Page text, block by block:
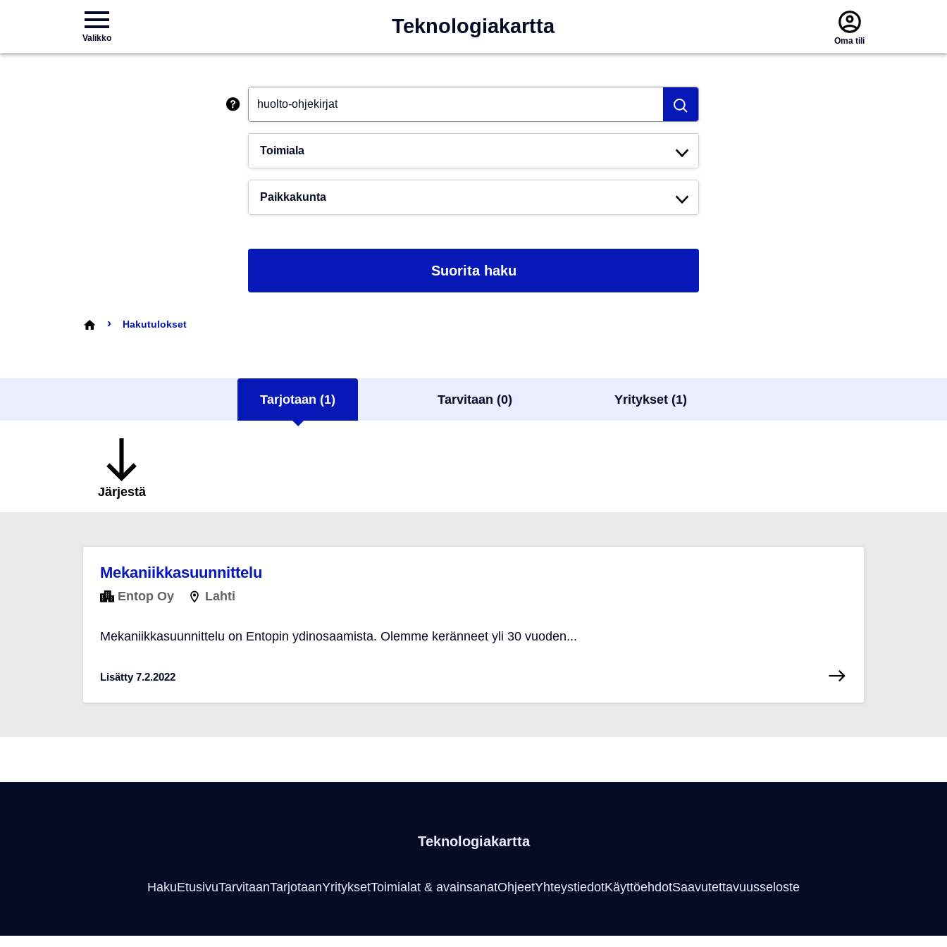
Valikko
Teknologiakartta
Oma tili
Suorita haku
› Hakutulokset
Tarjotaan (1) Tarvitaan (0) Yritykset (1)
Järjestä
Mekaniikkasuunnittelu
Entop Oy Lahti
Mekaniikkasuunnittelu on Entopin ydinosaamista. Olemme keränneet yli 30 vuoden...
Lisätty 7.2.2022
Teknologiakartta
HakuEtusivuTarvitaanTarjotaanYrityksetToimialat & avainsanatOhjeetYhteystiedotKäyttöehdotSaavutettavuusseloste